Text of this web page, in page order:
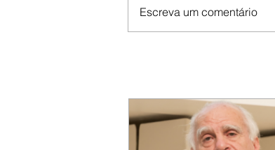
Escreva um comentário